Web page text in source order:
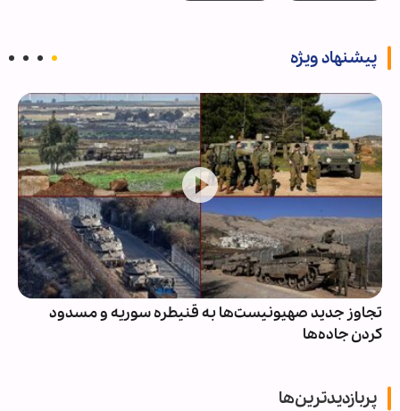
پیشنهاد ویژه
تجاوز جدید صهیونیست‌ها به قنیطره سوریه و مسدود
کردن جاده‌ها
پربازدیدترین‌ها